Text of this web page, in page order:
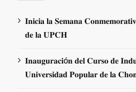
𝐈𝐧𝐢𝐜𝐢𝐚 𝐥𝐚 𝐒𝐞𝐦𝐚𝐧𝐚
𝐝𝐞 𝐥𝐚 𝐔𝐏𝐂𝐇
𝐈𝐧𝐚𝐮𝐠𝐮𝐫𝐚𝐜𝐢ó𝐧 𝐝𝐞𝐥 𝐂𝐮𝐫𝐬𝐨 𝐝𝐞
𝐔𝐧𝐢𝐯𝐞𝐫𝐬𝐢𝐝𝐚𝐝 𝐏𝐨𝐩𝐮𝐥𝐚𝐫 𝐝𝐞 𝐥𝐚